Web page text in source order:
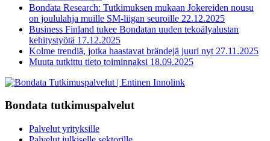
Bondata Research: Tutkimuksen mukaan Jokereiden nousu
on joululahja muille SM-liigan seuroille 22.12.2025
Business Finland tukee Bondatan uuden tekoälyalustan
kehitystyötä 17.12.2025
Kolme trendiä, jotka haastavat brändejä juuri nyt 27.11.2025
Muuta tutkittu tieto toiminnaksi 18.09.2025
Bondata tutkimuspalvelut
Palvelut yrityksille